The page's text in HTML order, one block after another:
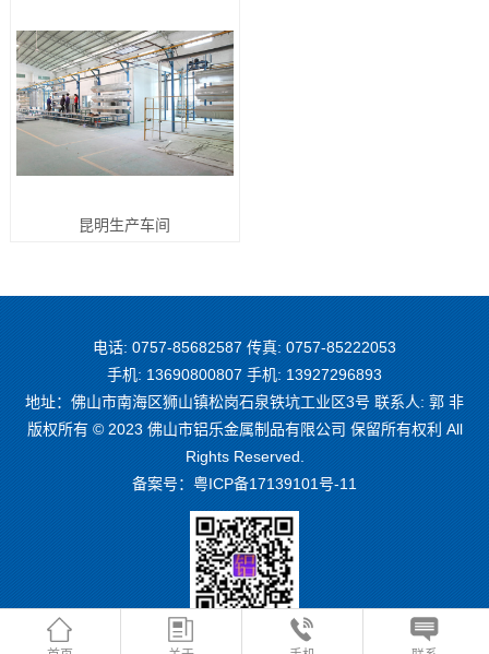
昆明生产车间
电话: 0757-85682587 传真: 0757-85222053
手机: 13690800807 手机: 13927296893
地址：佛山市南海区狮山镇松岗石泉铁坑工业区3号 联系人: 郭 非
版权所有 © 2023 佛山市铝乐金属制品有限公司 保留所有权利 All
Rights Reserved.
备案号： 粤ICP备17139101号-11